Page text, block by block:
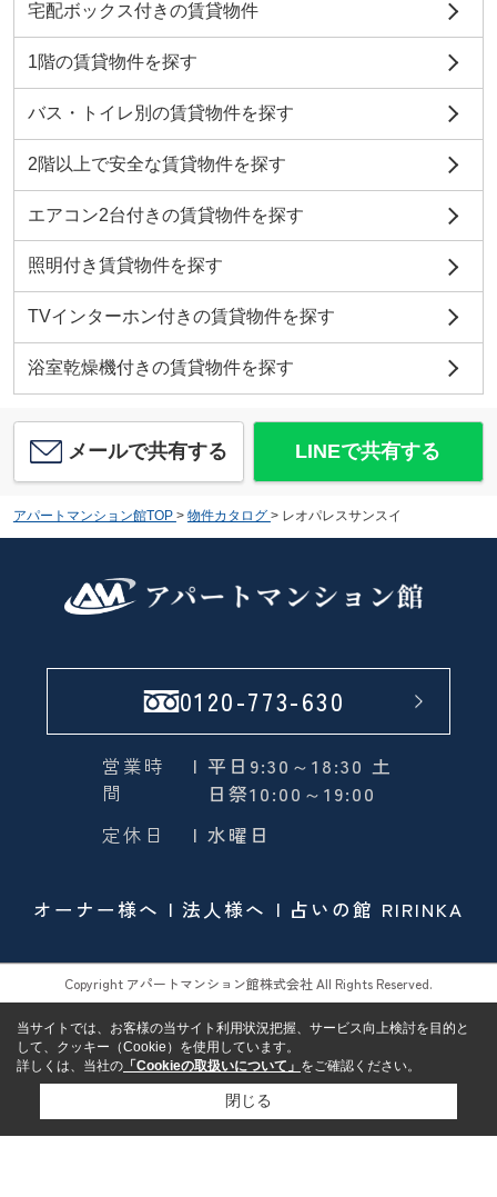
宅配ボックス付きの賃貸物件
1階の賃貸物件を探す
バス・トイレ別の賃貸物件を探す
2階以上で安全な賃貸物件を探す
エアコン2台付きの賃貸物件を探す
照明付き賃貸物件を探す
TVインターホン付きの賃貸物件を探す
浴室乾燥機付きの賃貸物件を探す
メールで共有する LINEで共有する
アパートマンション館TOP > 物件カタログ > レオパレスサンスイ
0120-773-630
営業時
間
| 平日9:30～18:30 土
日祭10:00～19:00
定休日
| 水曜日
オーナー様へ 法人様へ 占いの館 RIRINKA
Copyright アパートマンション館株式会社 All Rights Reserved.
当サイトでは、お客様の当サイト利用状況把握、サービス向上検討を目的と
して、クッキー（Cookie）を使用しています。
詳しくは、当社の 「Cookieの取扱いについて」 をご確認ください。
閉じる